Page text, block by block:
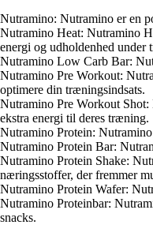
Nutramino: Nutramino er en
Nutramino Heat: Nutramino
energi og udholdenhed under
Nutramino Low Carb Bar:
Nutramino Pre Workout:
optimere din træningsindsats.
Nutramino Pre Workout
ekstra energi til deres træning.
Nutramino Protein:
Nutramino Protein Bar:
Nutramino Protein Shake:
næringsstoffer, der fremmer
Nutramino Protein Wafer:
Nutramino Proteinbar:
snacks.